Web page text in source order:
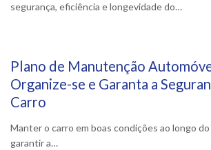
segurança, eficiência e longevidade do…
19 Dezembro, 2024
Plano de Manutenção
Organize-se e Garanta a
Carro
Manter o carro em boas condições ao longo
garantir a…